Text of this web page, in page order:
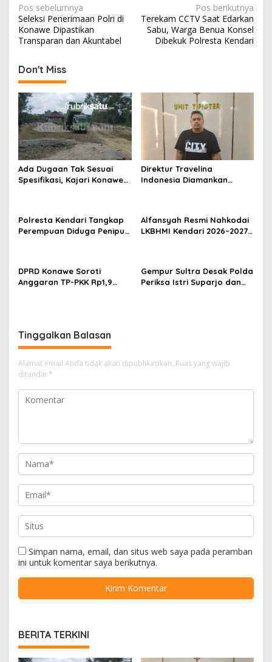
N
a
v
i
g
a
s
i
p
o
s
Pos sebelumnya
Seleksi Penerimaan Polri di
Konawe Dipastikan
Transparan dan Akuntabel
Pos berikutnya
Terekam CCTV Saat Edarkan
Sabu, Warga Benua Konsel
Dibekuk Polresta Kendari
Don't Miss
Ada Dugaan Tak Sesuai
Spesifikasi, Kajari Konawe
Direktur Travelina
Indonesia Diamankan
Polresta Kendari Tangkap
Perempuan Diduga Penipu
Alfansyah Resmi Nahkodai
LKBHMI Kendari 2026–2027,
DPRD Konawe Soroti
Anggaran TP-PKK Rp1,9
Gempur Sultra Desak Polda
Periksa Istri Suparjo dan
Tinggalkan Balasan
Alamat email Anda tidak akan dipublikasikan. Ruas yang wajib
ditandai *
Simpan nama, email, dan situs web saya pada peramban
ini untuk komentar saya berikutnya.
BERITA TERKINI